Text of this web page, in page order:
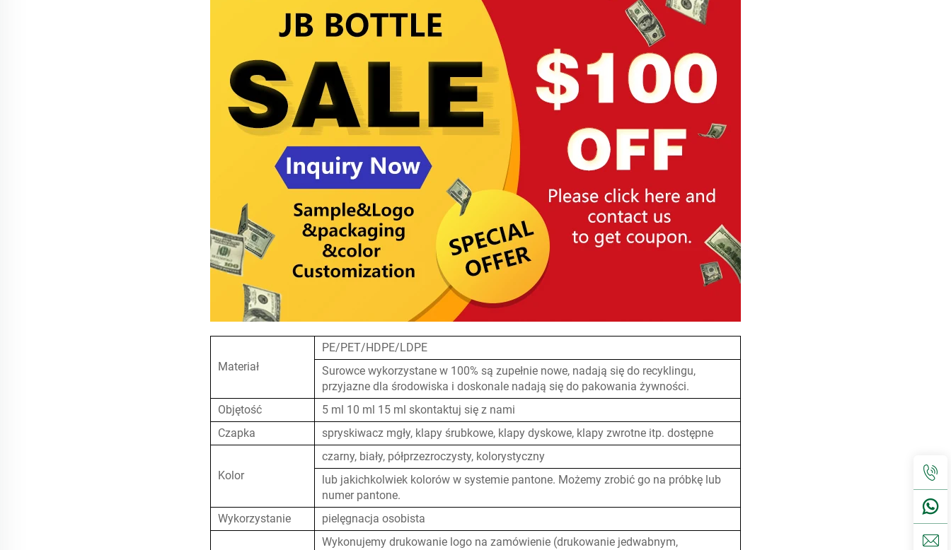
Materiał
PE/PET/HDPE/LDPE
Surowce wykorzystane w 100% są zupełnie nowe, nadają się do recyklingu,
przyjazne dla środowiska i doskonale nadają się do pakowania żywności.
Objętość
5 ml 10 ml 15 ml skontaktuj się z nami
Czapka
spryskiwacz mgły, klapy śrubkowe, klapy dyskowe, klapy zwrotne itp. dostępne
Kolor
czarny, biały, półprzezroczysty, kolorystyczny
lub jakichkolwiek kolorów w systemie pantone. Możemy zrobić go na próbkę lub
numer pantone.
Wykorzystanie
pielęgnacja osobista
Wykonujemy drukowanie logo na zamówienie (drukowanie jedwabnym,